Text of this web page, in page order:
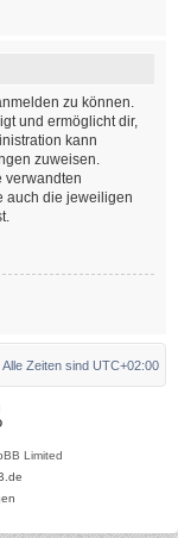
zu können.
und ermöglicht dir,
kann
zuweisen.
verwandten
auch die jeweiligen
Alle Zeiten sind UTC+02:00
Limited